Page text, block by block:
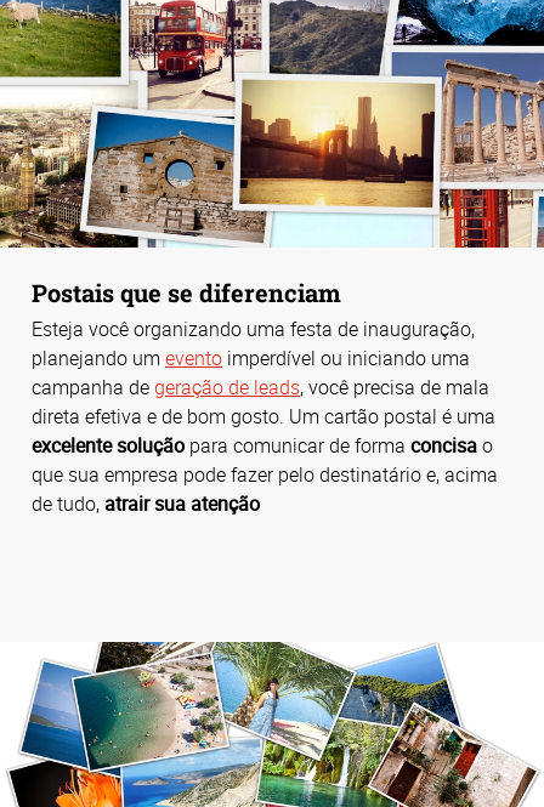
Postais que se diferenciam
Esteja você organizando uma festa de inauguração,
planejando um evento imperdível ou iniciando uma
campanha degeração de leads, você precisa de mala
direta efetiva e de bom gosto. Um cartão postal é uma
excelente solução para comunicar de forma concisao
que sua empresa pode fazer pelo destinatário e, acima
de tudo,atrair sua atenção